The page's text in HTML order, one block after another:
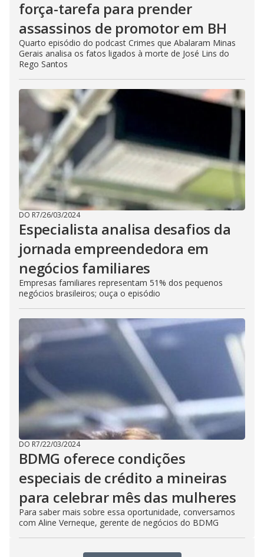
força-tarefa para prender
assassinos de promotor em BH
Quarto episódio do podcast Crimes que Abalaram Minas
Gerais analisa os fatos ligados à morte de José Lins do
Rego Santos
DO R7/26/03/2024
Especialista analisa desafios da
jornada empreendedora em
negócios familiares
Empresas familiares representam 51% dos pequenos
negócios brasileiros; ouça o episódio
DO R7/22/03/2024
BDMG oferece condições
especiais de crédito a mineiras
para celebrar mês das mulheres
Para saber mais sobre essa oportunidade, conversamos
com Aline Verneque, gerente de negócios do BDMG